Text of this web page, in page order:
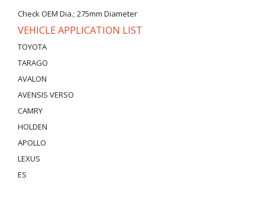
Check OEM Dia.; 275mm Diameter
VEHICLE APPLICATION LIST
TOYOTA
TARAGO
AVALON
AVENSIS VERSO
CAMRY
HOLDEN
APOLLO
LEXUS
ES